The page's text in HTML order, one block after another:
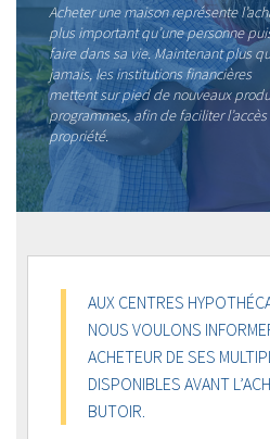
Acheter une maison représente
plus important qu’une personne
faire dans sa vie. Maintenant plus
jamais, les institutions financières
mettent sur pied de nouveaux
programmes, afin de faciliter l’accès
propriété.
AUX CENTRES
NOUS VOULONS
ACHETEUR DE SES
DISPONIBLES AVANT
BUTOIR.